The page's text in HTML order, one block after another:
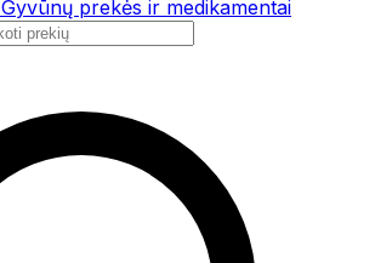
Gyvūnų prekės ir medikamentai